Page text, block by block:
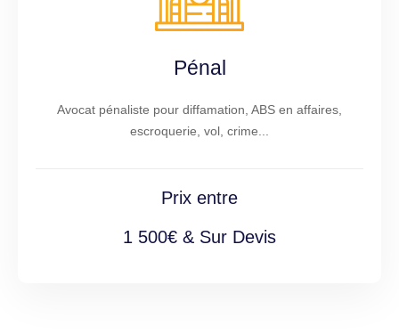
Pénal
Avocat pénaliste pour diffamation, ABS en affaires,
escroquerie, vol, crime...
Prix entre
1 500€ & Sur Devis